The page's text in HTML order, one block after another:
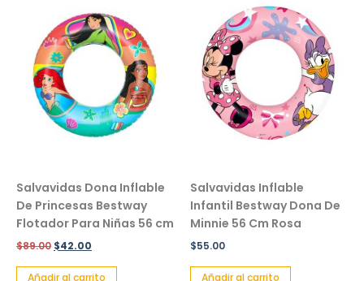
Salvavidas Dona Inflable
De Princesas Bestway
Flotador Para Niñas 56 cm
$89.00 $42.00
Añadir al carrito
Salvavidas Inflable
Infantil Bestway Dona De
Minnie 56 Cm Rosa
$55.00
Añadir al carrito